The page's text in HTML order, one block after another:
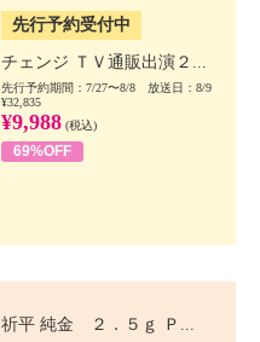
先行予約受付中
チェンジ ＴＶ通販出演２...
先行予約期間：7/27〜8/8 放送日：8/9
¥32,835
¥9,988 (税込)
69%OFF
祈平 純金 ２．５ｇ Ｐ...